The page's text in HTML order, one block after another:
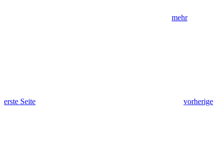
mehr
erste Seite vorherige